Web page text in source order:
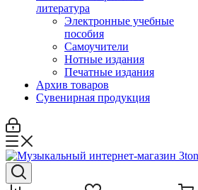
литература
Электронные учебные
пособия
Самоучители
Нотные издания
Печатные издания
Архив товаров
Сувенирная продукция